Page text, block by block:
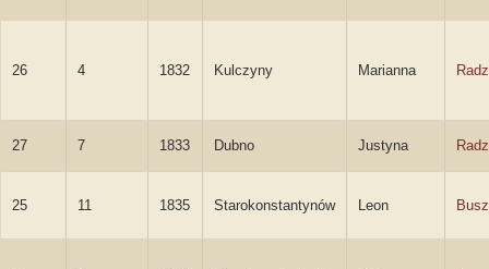
26 4 1832 Kulczyny Marianna
27 7 1833 Dubno Justyna
25 11 1835 Starokonstantynów Leon